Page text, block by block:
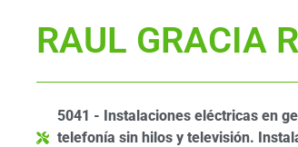
RAUL GRACIA
5041 - Instalaciones eléctricas en
telefonía sin hilos y televisión.